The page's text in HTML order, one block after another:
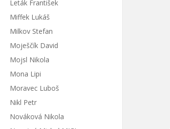
Leták František
Miffek Lukáš
Milkov Stefan
Moješčík David
Mojsl Nikola
Mona Lipi
Moravec Luboš
Nikl Petr
Nováková Nikola